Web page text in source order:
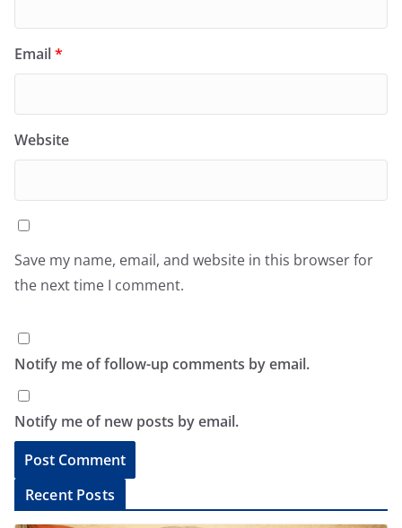
Email*
Website
Save my name, email, and website in this browser for
the next time I comment.
Notify me of follow-up comments by email.
Notify me of new posts by email.
l
Recent Posts